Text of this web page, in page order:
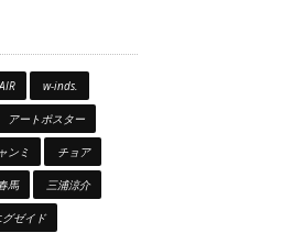
w-inds.
アートポスター
ンミ チョア
馬 三浦涼介
ゼイド